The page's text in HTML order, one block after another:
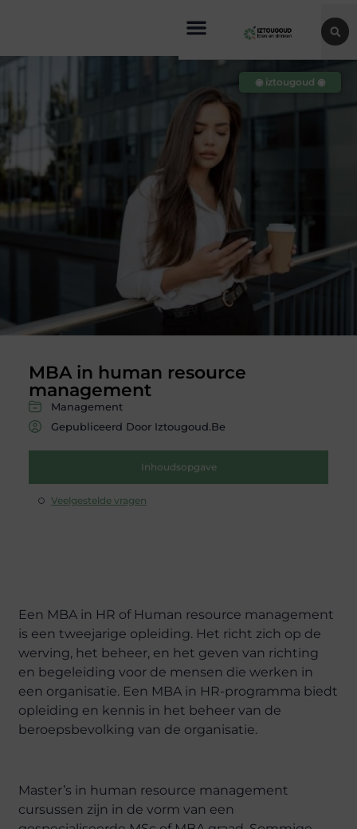
MBA in human resource
management
Management
Gepubliceerd Door Iztougoud.be
Inhoudsopgave
Veelgestelde vragen
◉ iztougoud ◉
Een MBA in HR of Human resource management
is een tweejarige opleiding. Het richt zich op de
werving, het beheer, en het geven van richting
en begeleiding voor de mensen die werken in
een organisatie. Een MBA in HR-programma biedt
opleiding en kennis in het beheer van de
beroepsbevolking van de organisatie.
Master’s in human resource management
cursussen zijn in de vorm van een